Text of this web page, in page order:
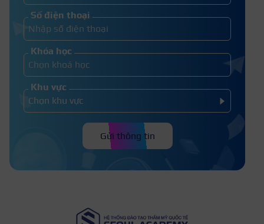
nhà đơn giản nhất 2026
Số điện thoại
Khóa học
Khu vực
Gửi thông tin